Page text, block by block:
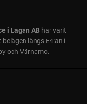
i Lagan ABhar varit
längs E4:an i
och Värnamo.